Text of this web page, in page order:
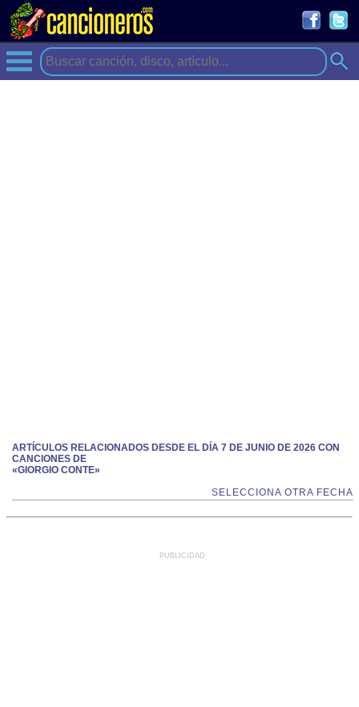
ARTÍCULOS RELACIONADOS DESDE EL DÍA 7 DE JUNIO DE 2026 CON
CANCIONES DE
«GIORGIO CONTE»
SELECCIONA OTRA FECHA
PUBLICIDAD